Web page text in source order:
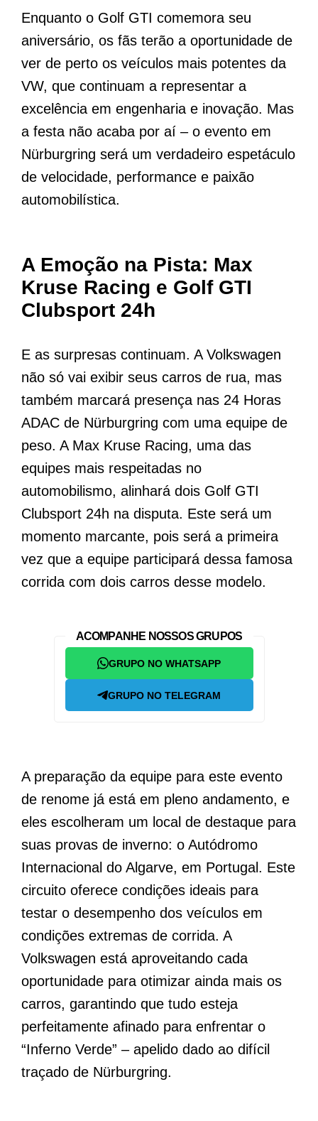
Enquanto o Golf GTI comemora seu
aniversário, os fãs terão a oportunidade de
ver de perto os veículos mais potentes da
VW, que continuam a representar a
excelência em engenharia e inovação. Mas
a festa não acaba por aí – o evento em
Nürburgring será um verdadeiro espetáculo
de velocidade, performance e paixão
automobilística.
A Emoção na Pista: Max
Kruse Racing e Golf GTI
Clubsport 24h
E as surpresas continuam. A Volkswagen
não só vai exibir seus carros de rua, mas
também marcará presença nas 24 Horas
ADAC de Nürburgring com uma equipe de
peso. A Max Kruse Racing, uma das
equipes mais respeitadas no
automobilismo, alinhará dois Golf GTI
Clubsport 24h na disputa. Este será um
momento marcante, pois será a primeira
vez que a equipe participará dessa famosa
corrida com dois carros desse modelo.
ACOMPANHE NOSSOS GRUPOS
GRUPO NO WHATSAPP
GRUPO NO TELEGRAM
A preparação da equipe para este evento
de renome já está em pleno andamento, e
eles escolheram um local de destaque para
suas provas de inverno: o Autódromo
Internacional do Algarve, em Portugal. Este
circuito oferece condições ideais para
testar o desempenho dos veículos em
condições extremas de corrida. A
Volkswagen está aproveitando cada
oportunidade para otimizar ainda mais os
carros, garantindo que tudo esteja
perfeitamente afinado para enfrentar o
“Inferno Verde” – apelido dado ao difícil
traçado de Nürburgring.